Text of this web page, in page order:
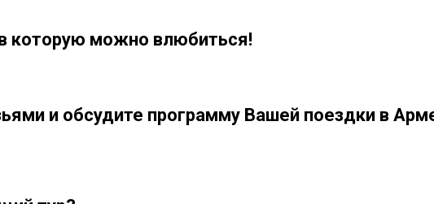
которую можно влюбиться!
и обсудите программу Вашей поездки в